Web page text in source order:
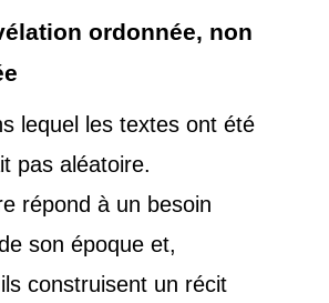
ordonnée, non
lequel les textes ont été
pas aléatoire.
répond à un besoin
son époque et,
construisent un récit